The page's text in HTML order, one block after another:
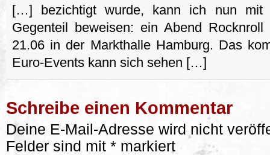
[…] bezichtigt wurde, kann ich nun mit
Gegenteil beweisen: ein Abend
21.06 in der Markthalle Hamburg. Das
Euro-Events kann sich sehen […]
Schreibe einen Kommentar
Deine E-Mail-Adresse wird nicht
Felder sind mit * markiert